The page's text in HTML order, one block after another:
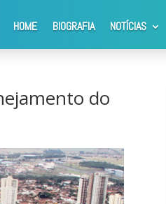
HOME BIOGRAFIA NOTÍCIAS
de Araraquara
do